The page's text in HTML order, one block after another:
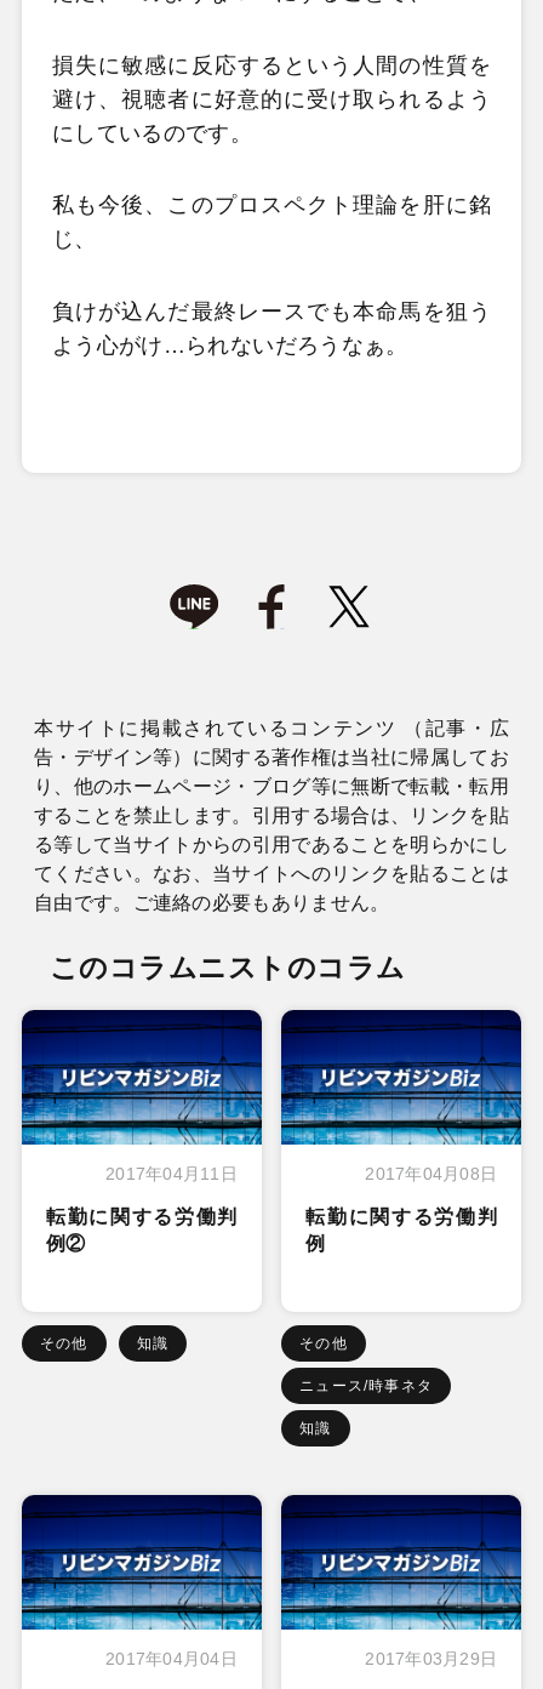
損失に敏感に反応するという人間の性質を
避け、視聴者に好意的に受け取られるよう
にしているのです。
私も今後、このプロスペクト理論を肝に銘
じ、
負けが込んだ最終レースでも本命馬を狙う
よう心がけ…られないだろうなぁ。
本サイトに掲載されているコンテンツ （記事・広
告・デザイン等）に関する著作権は当社に帰属してお
り、他のホームページ・ブログ等に無断で転載・転用
することを禁止します。引用する場合は、リンクを貼
る等して当サイトからの引用であることを明らかにし
てください。なお、当サイトへのリンクを貼ることは
自由です。ご連絡の必要もありません。
このコラムニストのコラム
2017年04月11日
転勤に関する労働判
例②
その他 知識
2017年04月08日
転勤に関する労働判
例
その他
ニュース/時事ネタ
知識
2017年04月04日 2017年03月29日